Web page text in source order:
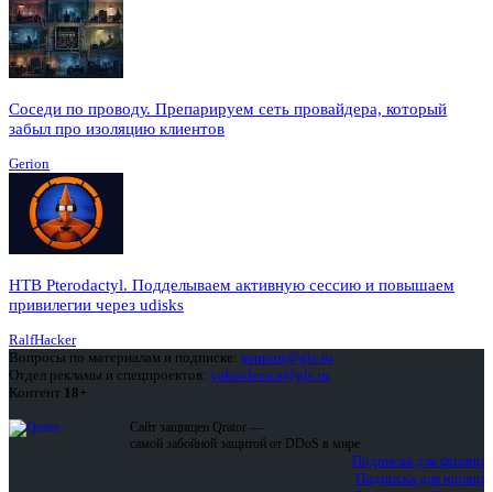
Соседи по проводу. Препарируем сеть провайдера, который
забыл про изоляцию клиентов
Gerion
HTB Pterodactyl. Подделываем активную сессию и повышаем
привилегии через udisks
RalfHacker
Вопросы по материалам и подписке: support@glc.ru
Отдел рекламы и спецпроектов: yakovleva.a@glc.ru
Контент 18+
Сайт защищен Qrator —
самой забойной защитой от DDoS в мире
Подписка для физлиц
Подписка для юрлиц